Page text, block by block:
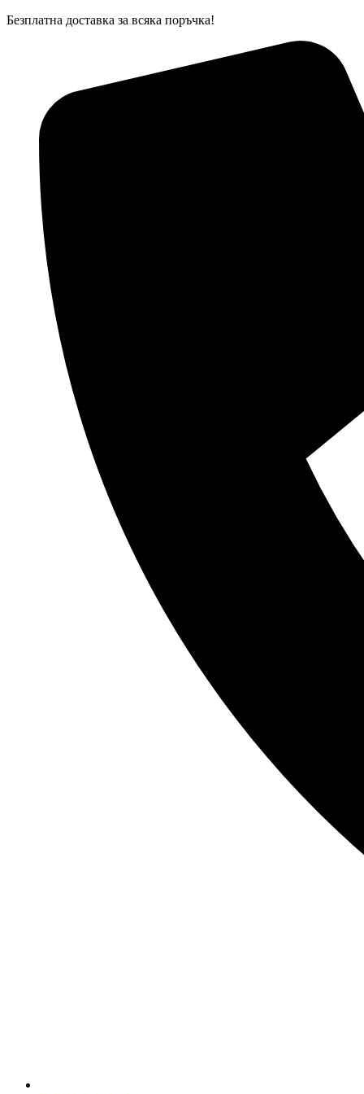
Skip
Безплатна доставка за всяка поръчка!